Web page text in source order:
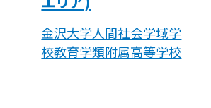
金沢大学人間社会学域学
校教育学類附属高等学校